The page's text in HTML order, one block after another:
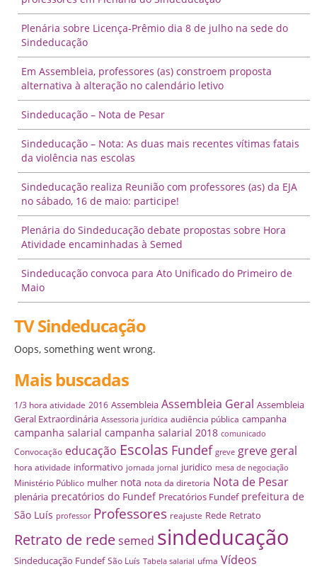
Plenária sobre Licença-Prêmio dia 8 de julho na sede do
Sindeducação
Em Assembleia, professores (as) constroem proposta
alternativa à alteração no calendário letivo
Sindeducação – Nota de Pesar
Sindeducação – Nota: As duas mais recentes vítimas fatais
da violência nas escolas
Sindeducação realiza Reunião com professores (as) da EJA
no sábado, 16 de maio: participe!
Plenária do Sindeducação debate propostas sobre Hora
Atividade encaminhadas à Semed
Sindeducação convoca para Ato Unificado do Primeiro de
Maio
TV Sindeducação
Oops, something went wrong.
Mais buscadas
1/3 hora atividade 2016 Assembleia Assembleia Geral Assembleia
Geral Extraordinária Assessoria jurídica audiência pública campanha
campanha salarial campanha salarial 2018 comunicado
Convocação educação Escolas Fundef greve greve geral
hora atividade informativo jornada jornal juridico mesa de negociação
Ministério Público mulher nota nota da diretoria Nota de Pesar
plenária precatórios do Fundef Precatórios Fundef prefeitura de
São Luís professor Professores reajuste Rede Retrato
Retrato de redesemed sindeducação
Sindeducação Fundef São Luís Tabela salarial ufma Vídeos